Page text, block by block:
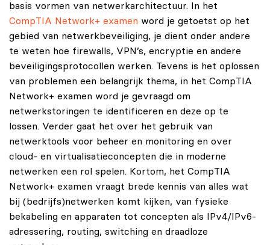
basis vormen van netwerkarchitectuur. In het
CompTIA Network+ examen word je getoetst op het
gebied van netwerkbeveiliging, je dient onder andere
te weten hoe firewalls, VPN’s, encryptie en andere
beveiligingsprotocollen werken. Tevens is het oplossen
van problemen een belangrijk thema, in het CompTIA
Network+ examen word je gevraagd om
netwerkstoringen te identificeren en deze op te
lossen. Verder gaat het over het gebruik van
netwerktools voor beheer en monitoring en over
cloud- en virtualisatieconcepten die in moderne
netwerken een rol spelen. Kortom, het CompTIA
Network+ examen vraagt brede kennis van alles wat
bij (bedrijfs)netwerken komt kijken, van fysieke
bekabeling en apparaten tot concepten als IPv4/IPv6-
adressering, routing, switching en draadloze